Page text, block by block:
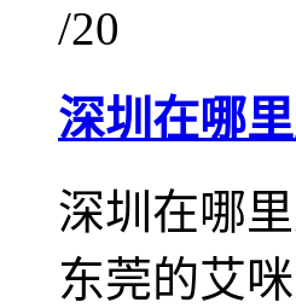
/20
深圳在哪
深圳在哪
东莞的艾